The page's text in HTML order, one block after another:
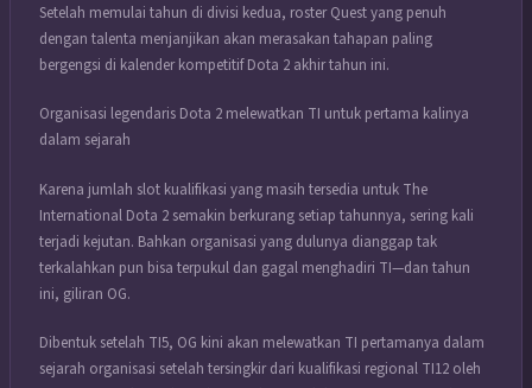
Setelah memulai tahun di divisi kedua, roster Quest yang penuh
dengan talenta menjanjikan akan merasakan tahapan paling
bergengsi di kalender kompetitif Dota 2 akhir tahun ini.
Organisasi legendaris Dota 2 melewatkan TI untuk pertama kalinya
dalam sejarah
Karena jumlah slot kualifikasi yang masih tersedia untuk The
International Dota 2 semakin berkurang setiap tahunnya, sering kali
terjadi kejutan. Bahkan organisasi yang dulunya dianggap tak
terkalahkan pun bisa terpukul dan gagal menghadiri TI—dan tahun
ini, giliran OG.
Dibentuk setelah TI5, OG kini akan melewatkan TI pertamanya dalam
sejarah organisasi setelah tersingkir dari kualifikasi regional TI12 oleh